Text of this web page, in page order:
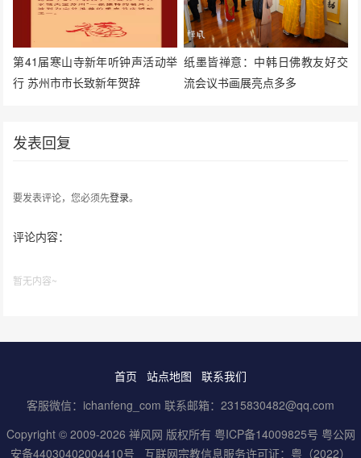
第41届寒山寺新年听钟声活动举
行 苏州市市长致新年贺辞
纸墨皆禅意：中韩日佛教友好交
流会议书画展亮点多多
发表回复
要发表评论，您必须先登录。
评论内容：
暂无内容~
首页 站点地图
联系我们
客服微信：ichanfeng_com 联系邮箱：2315830482@qq.com
Copyright © 2009-2026 禅风网 版权所有 粤ICP备14009825号 粤公网
安备44030402004410号
互联网宗教信息服务许可证：粤（2022）